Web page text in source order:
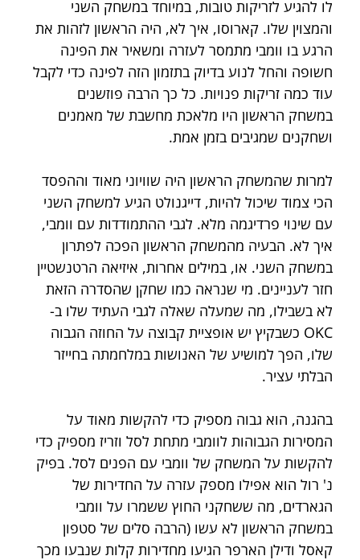
לו להגיע לזריקות טובות, במיוחד במשחק השני
והמצוין שלו. קארוסו, איך לא, היה הראשון לזהות את
הרגע בו וומבי מתמסר לעזרה ומשאיר את הפינה
חשופה והחל לנוע בדיוק בתזמון הזה לפינה כדי לקבל
עוד כמה זריקות פנויות. כל כך הרבה פוזשנים
במשחק הראשון היו מלאכת מחשבת של מאמנים
ושחקנים שמגיבים בזמן אמת.
למרות שהמשחק הראשון היה שוויוני מאוד וההפסד
הכי צמוד שיכול להיות, דייגנולט הגיע למשחק השני
עם שינוי פרדיגמה מלא. לגבי ההתמודדות עם וומבי,
איך לא. הבעיה מהמשחק הראשון הפכה לפתרון
במשחק השני. או, במילים אחרות, איזיאה הרטנשטיין
חזר לעניינים. מי שנראה כמו שחקן שהסדרה הזאת
לא בשבילו, מה שמעלה שאלה לגבי העתיד שלו ב-
OKC כשבקיץ יש אופציית קבוצה על החוזה הגבוה
שלו, הפך למושיע של האנושות במלחמתה בחייזר
הבלתי עציר.
בהגנה, הוא גבוה מספיק כדי להקשות מאוד על
המסירות הגבוהות לוומבי מתחת לסל וזריז מספיק כדי
להקשות על המשחק של וומבי עם הפנים לסל. בפיק
נ' רול הוא אפילו מספק עזרה על החדירות של
הגארדים, מה ששחקני החוץ ששמרו על וומבי
במשחק הראשון לא עשו (הרבה סלים של סטפון
קאסל ודילן הארפר הגיעו מחדירות קלות שנבעו מכך